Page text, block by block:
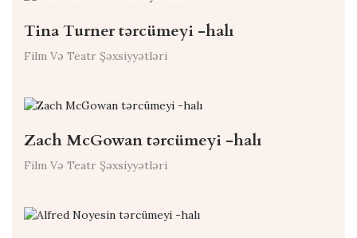
Tina Turner tərcümeyi -halı
Film Və Teatr Şəxsiyyətləri
Zach McGowan tərcümeyi -halı
Film Və Teatr Şəxsiyyətləri